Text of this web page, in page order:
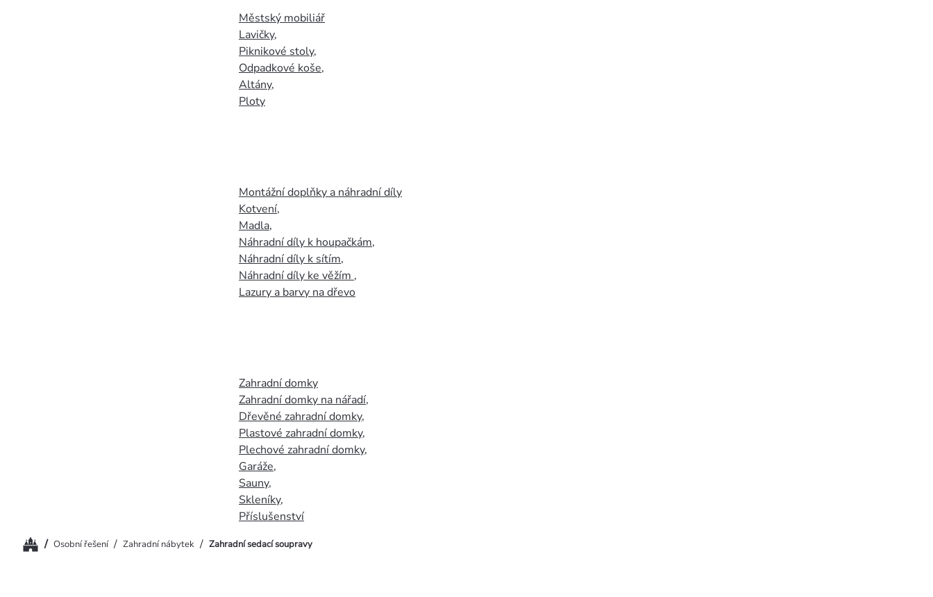
Městský mobiliář
Lavičky,
Piknikové stoly,
Odpadkové koše,
Altány,
Ploty
Montážní doplňky a náhradní díly
Kotvení,
Madla,
Náhradní díly k houpačkám,
Náhradní díly k sítím,
Náhradní díly ke věžím ,
Lazury a barvy na dřevo
Zahradní domky
Zahradní domky na nářadí,
Dřevěné zahradní domky,
Plastové zahradní domky,
Plechové zahradní domky,
Garáže,
Sauny,
Skleníky,
Příslušenství
Domů/ Osobní řešení / Zahradní nábytek / Zahradní sedací soupravy